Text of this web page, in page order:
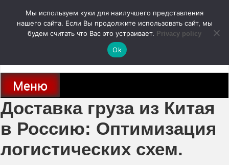
содержимому
autodoc24.ru
Новости про современные автомобили и не только, новинки зарубежного
и отечественного автопрома
Меню
Доставка груза из Китая
в Россию: Оптимизация
логистических схем.
Мы используем куки для наилучшего представления
нашего сайта. Если Вы продолжите использовать сайт, мы
будем считать что Вас это устраивает. Privacy policy
Ok